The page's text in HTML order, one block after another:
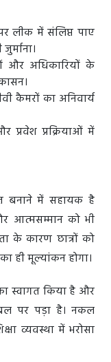
लीक में संलिप्त पाए
और अधिकारियों के
कैमरों का अनिवार्य
प्रक्रियाओं में
बनाने में सहायक है
आत्मसम्मान को भी
के कारण छात्रों को
ही मूल्यांकन होगा।
स्वागत किया है और
पर पड़ा है। नकल
व्यवस्था में भरोसा